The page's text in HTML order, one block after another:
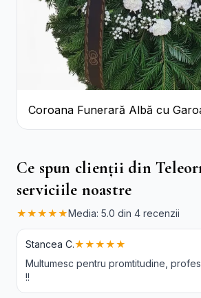
Coroana Funerară Albă cu
Ce spun clienții din
serviciile noastre
★★★★★Media: 5.0 din 4 recenzii
Stancea C.★★★★★
Multumesc pentru promtitudine,
!!